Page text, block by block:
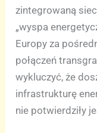
zintegrowaną
„wyspa
Europy za
połączeń
wykluczyć, że
infrastrukturę
nie potwierdziły